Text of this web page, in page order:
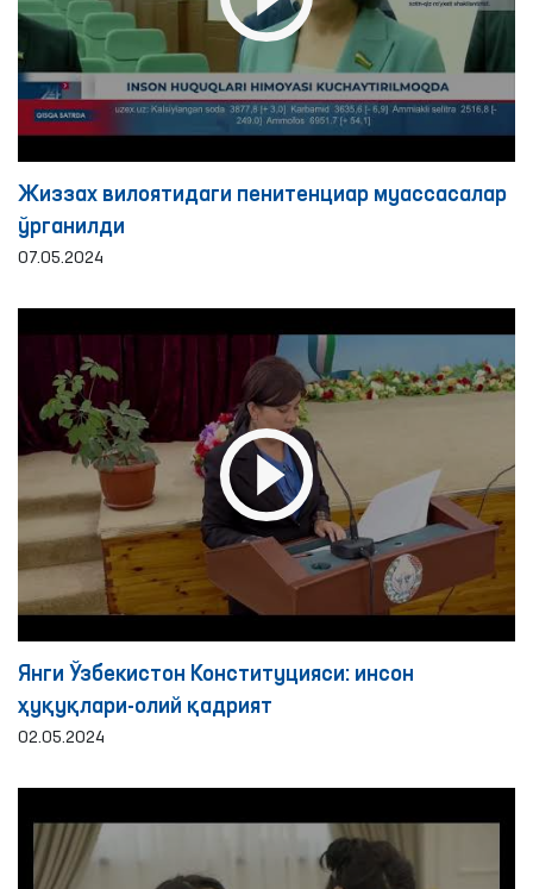
Жиззах вилоятидаги пенитенциар муассасалар
ўрганилди
07.05.2024
Янги Ўзбекистон Конституцияси: инсон
ҳуқуқлари-олий қадрият
02.05.2024